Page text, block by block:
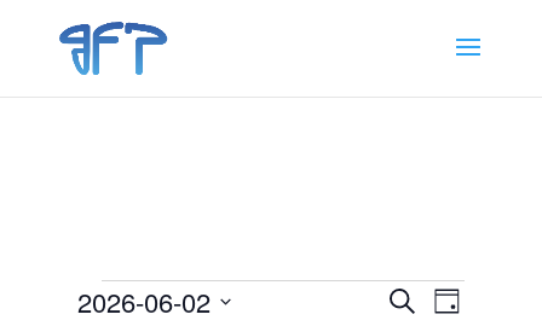
Évènements Recherche
Recherche
Jour
2026-06-02